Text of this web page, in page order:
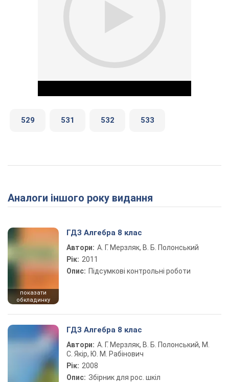
529 531 532 533
Аналоги іншого року видання
показати
обкладинку
ГДЗ Алгебра 8 клас
Автори: А. Г. Мерзляк, В. Б. Полонський
Рік: 2011
Опис: Підсумкові контрольні роботи
ГДЗ Алгебра 8 клас
Автори: А. Г. Мерзляк, В. Б. Полонський, М.
С. Якір, Ю. М. Рабінович
Рік: 2008
Опис: Збірник для рос. шкіл